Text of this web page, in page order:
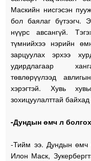
Маскийн нисгэсэн
бол баялаг бүтээгч.
нүүрс авсангүй.
түмнийхээ нэрийн
зарцуулах эрхээ
удирдлагаар
төвлөрүүлээд
хэрэгтэй. Хувь
зохицуулалттай
-Дундын өмч л
-Тийм ээ. Дундын өмч
Илон Маск,